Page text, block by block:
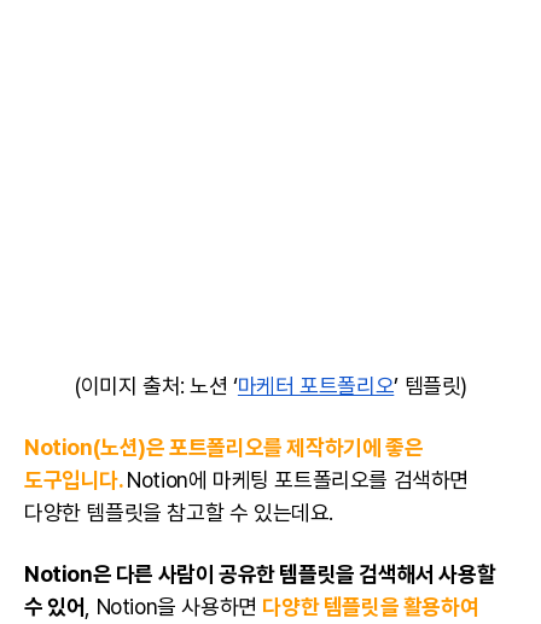
(이미지 출처: 노션 ‘마케터 포트폴리오’ 템플릿)
Notion(노션)은 포트폴리오를 제작하기에 좋은
도구입니다.Notion에 마케팅 포트폴리오를 검색하면
다양한 템플릿을 참고할 수 있는데요.
Notion은 다른 사람이 공유한 템플릿을 검색해서 사용할
수 있어
, Notion을 사용하면 다양한 템플릿을 활용하여